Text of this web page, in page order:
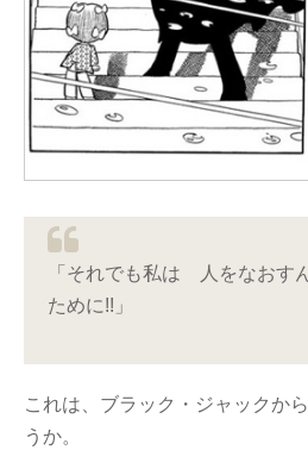
「それでも私は 人をなおす
ために!!」
これは、ブラック・ジャックか
うか。